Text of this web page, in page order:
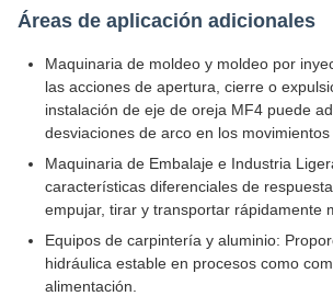
Áreas de aplicación adicionales
Maquinaria de moldeo y moldeo por
las acciones de apertura, cierre o
instalación de eje de oreja MF4 puede
desviaciones de arco en los movimientos
Maquinaria de Embalaje e Industria
características diferenciales de
empujar, tirar y transportar rápidamente
Equipos de carpintería y aluminio:
hidráulica estable en procesos como
alimentación.